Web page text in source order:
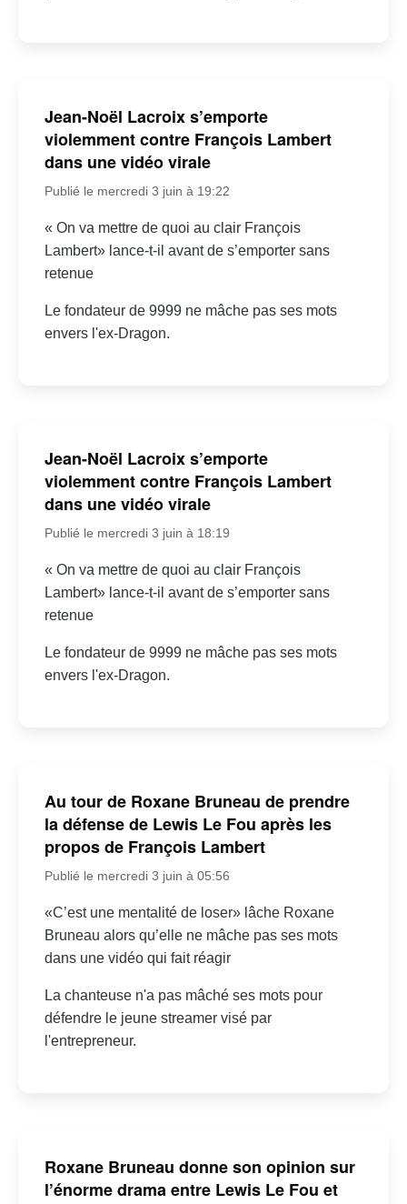
Jean-Noël Lacroix s’emporte
violemment contre François Lambert
dans une vidéo virale
Publié le mercredi 3 juin à 19:22
« On va mettre de quoi au clair François
Lambert» lance-t-il avant de s’emporter sans
retenue
Le fondateur de 9999 ne mâche pas ses mots
envers l'ex-Dragon.
Jean-Noël Lacroix s’emporte
violemment contre François Lambert
dans une vidéo virale
Publié le mercredi 3 juin à 18:19
« On va mettre de quoi au clair François
Lambert» lance-t-il avant de s’emporter sans
retenue
Le fondateur de 9999 ne mâche pas ses mots
envers l'ex-Dragon.
Au tour de Roxane Bruneau de prendre
la défense de Lewis Le Fou après les
propos de François Lambert
Publié le mercredi 3 juin à 05:56
«C’est une mentalité de loser» lâche Roxane
Bruneau alors qu’elle ne mâche pas ses mots
dans une vidéo qui fait réagir
La chanteuse n'a pas mâché ses mots pour
défendre le jeune streamer visé par
l'entrepreneur.
Roxane Bruneau donne son opinion sur
l’énorme drama entre Lewis Le Fou et